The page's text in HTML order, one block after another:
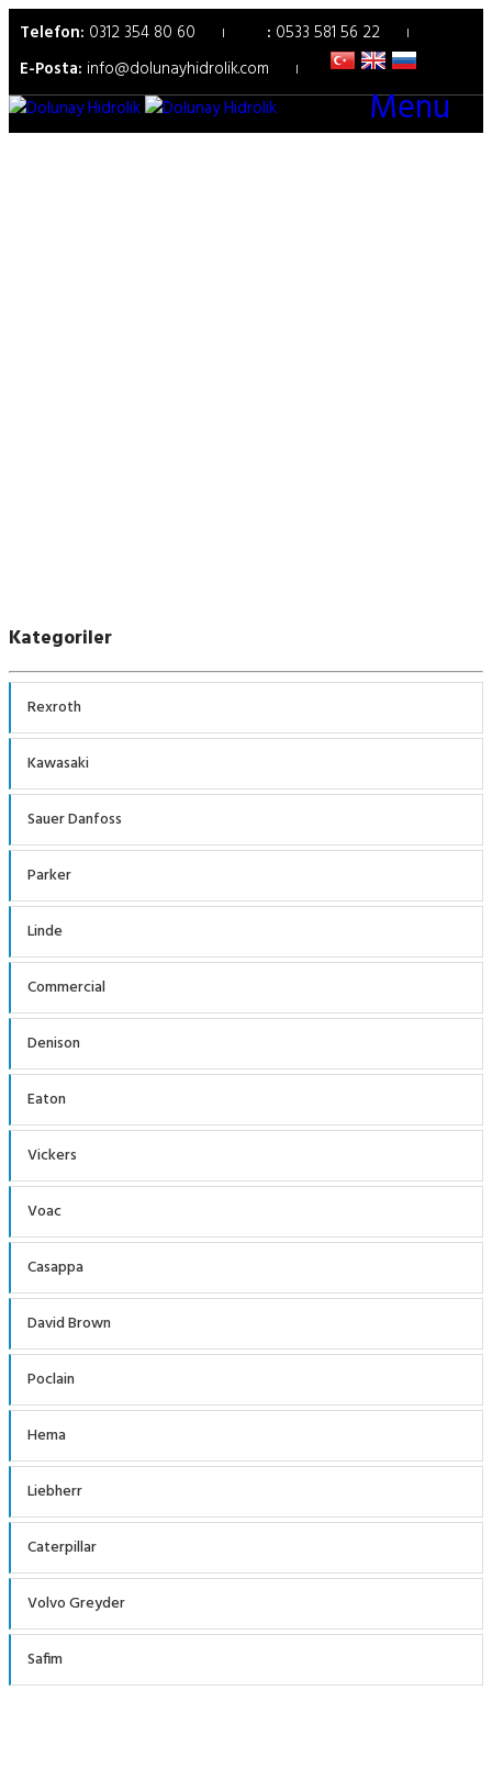
Telefon: 0312 354 80 60 : 0533 581 56 22
E-Posta: info@dolunayhidrolik.com
Menu
Kategoriler
Rexroth
Kawasaki
Sauer Danfoss
Parker
Linde
Commercial
Denison
Eaton
Vickers
Voac
Casappa
David Brown
Poclain
Hema
Liebherr
Caterpillar
Volvo Greyder
Safim